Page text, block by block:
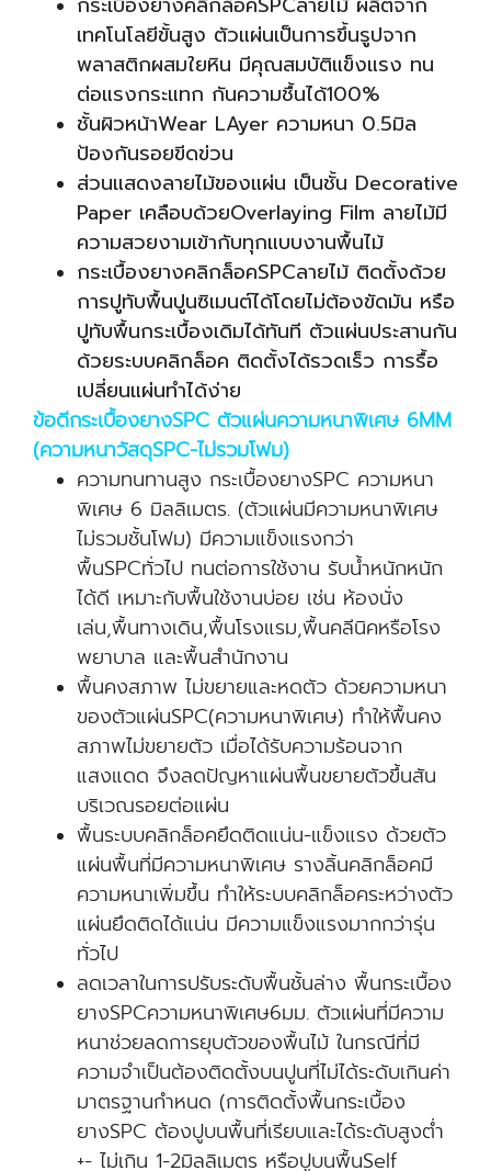
เทคโนโลยีขั้นสูง ตัวแผ่นเป็นการขึ้นรูปจาก
พลาสติกผสมใยหิน มีคุณสมบัติแข็งแรง ทน
ต่อแรงกระแทก กันความชื้นได้100%
ชั้นผิวหน้าWear LAyer ความหนา 0.5มิล
ป้องกันรอยขีดข่วน
ส่วนแสดงลายไม้ของแผ่น เป็นชั้น Decorative
Paper เคลือบด้วยOverlaying Film ลายไม้มี
ความสวยงามเข้ากับทุกแบบงานพื้นไม้
กระเบื้องยางคลิกล็อคSPCลายไม้ ติดตั้งด้วย
การปูทับพื้นปูนซิเมนต์ได้โดยไม่ต้องขัดมัน หรือ
ปูทับพื้นกระเบื้องเดิมได้ทันที ตัวแผ่นประสานกัน
ด้วยระบบคลิกล็อค ติดตั้งได้รวดเร็ว การรื้อ
เปลี่ยนแผ่นทำได้ง่าย
ข้อดีกระเบื้องยางSPC ตัวแผ่นความหนาพิเศษ 6MM
(ความหนาวัสดุSPC-ไม่รวมโฟม)
ความทนทานสูง กระเบื้องยางSPC ความหนา
พิเศษ 6 มิลลิเมตร. (ตัวแผ่นมีความหนาพิเศษ
ไม่รวมชั้นโฟม) มีความแข็งแรงกว่า
พื้นSPCทั่วไป ทนต่อการใช้งาน รับน้ำหนักหนัก
ได้ดี เหมาะกับพื้นใช้งานบ่อย เช่น ห้องนั่ง
เล่น,พื้นทางเดิน,พื้นโรงแรม,พื้นคลีนิคหรือโรง
พยาบาล และพื้นสำนักงาน
พื้นคงสภาพ ไม่ขยายและหดตัว ด้วยความหนา
ของตัวแผ่นSPC(ความหนาพิเศษ) ทำให้พื้นคง
สภาพไม่ขยายตัว เมื่อได้รับความร้อนจาก
แสงแดด จึงลดปัญหาแผ่นพื้นขยายตัวขึ้นสัน
บริเวณรอยต่อแผ่น
พื้นระบบคลิกล็อคยึดติดแน่น-แข็งแรง ด้วยตัว
แผ่นพื้นที่มีความหนาพิเศษ รางลิ้นคลิกล็อคมี
ความหนาเพิ่มขึ้น ทำให้ระบบคลิกล็อคระหว่างตัว
แผ่นยึดติดได้แน่น มีความแข็งแรงมากกว่ารุ่น
ทั่วไป
ลดเวลาในการปรับระดับพื้นชั้นล่าง พื้นกระเบื้อง
ยางSPCความหนาพิเศษ6มม. ตัวแผ่นที่มีความ
หนาช่วยลดการยุบตัวของพื้นไม้ ในกรณีที่มี
ความจำเป็นต้องติดตั้งบนปูนที่ไม่ได้ระดับเกินค่า
มาตรฐานกำหนด (การติดตั้งพื้นกระเบื้อง
ยางSPC ต้องปูบนพื้นที่เรียบและได้ระดับสูงต่ำ
+- ไม่เกิน 1-2มิลลิเมตร หรือปูบนพื้นSelf